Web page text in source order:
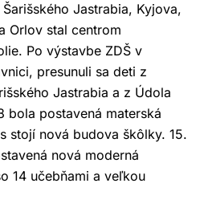
Jastrabia, Kyjova,
Orlov stal centrom
Po výstavbe ZDŠ v
presunuli sa deti z
Jastrabia a z Údola
bola postavená materská
stojí nová budova škôlky. 15.
nová moderná
14 učebňami a veľkou